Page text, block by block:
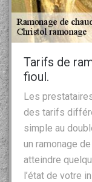
Tarifs de
fioul.
Les
des tarifs
simple au
un ramonage
atteindre
l’état de votre